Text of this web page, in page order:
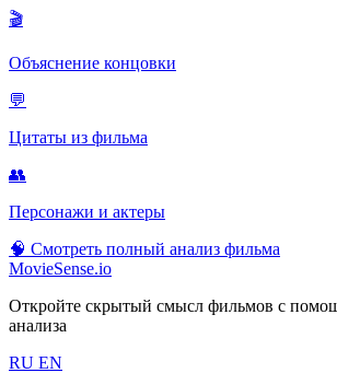
🎬
Объяснение концовки
💬
Цитаты из фильма
👥
Персонажи и актеры
🧠 Смотреть полный анализ фильма
MovieSense.io
Откройте скрытый смысл фильмов с
анализа
RU EN